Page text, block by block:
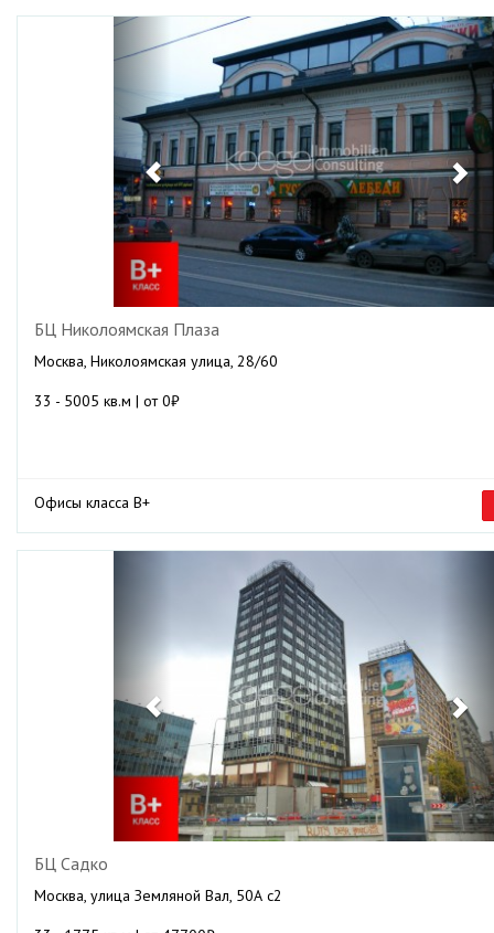
Previous
БЦ Николоямская Плаза
Москва, Николоямская улица, 28/60
33 - 5005 кв.м | от 0₽
Офисы класса B+
БЦ Садко
Москва, улица Земляной Вал, 50А с2